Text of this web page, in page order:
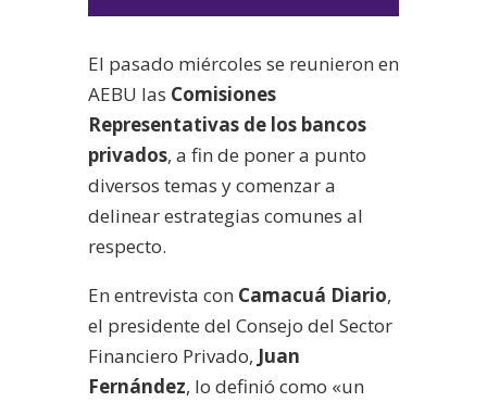
El pasado miércoles se reunieron en
AEBU las Comisiones
Representativas de los bancos
privados, a fin de poner a punto
diversos temas y comenzar a
delinear estrategias comunes al
respecto.
En entrevista con Camacuá Diario,
el presidente del Consejo del Sector
Financiero Privado, Juan
Fernández, lo definió como «un